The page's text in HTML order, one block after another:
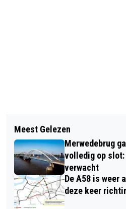
STRIJDLUSTIG RKC
DEGRADATIEKRAKER
HERACLES
SCHOLEN BREDA
ONBEKENDE
VERDERF WIL ZAAIEN
Meest Gelezen
Merwedebrug
volledig op
verwacht
De A58 is weer
deze keer